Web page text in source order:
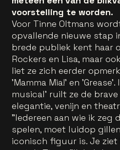
voorstelling te worden.
Voor Tinne Oltmans
opvallende nieuwe stap
brede publiek kent haar
Rockers en Lisa, maar
liet ze zich eerder
'Mamma Mia!' en
musical' ruilt ze de
elegantie, venijn en
"Iedereen aan wie ik zeg
spelen, moet luidop
iconisch figuur is. Je ziet